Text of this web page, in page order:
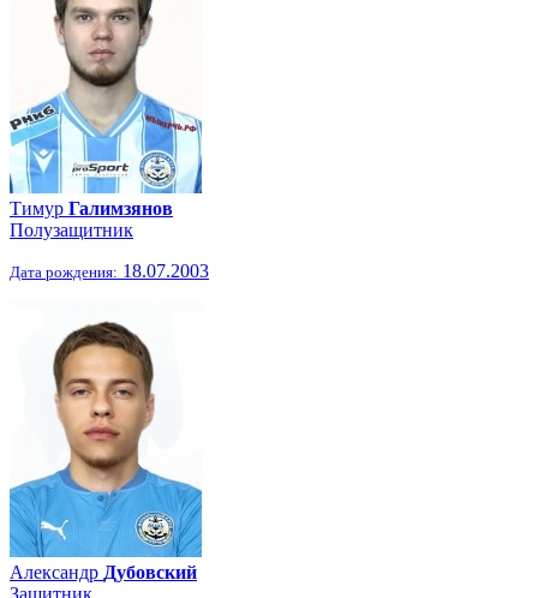
Тимур Галимзянов
Полузащитник
Дата рождения: 18.07.2003
Александр Дубовский
Защитник